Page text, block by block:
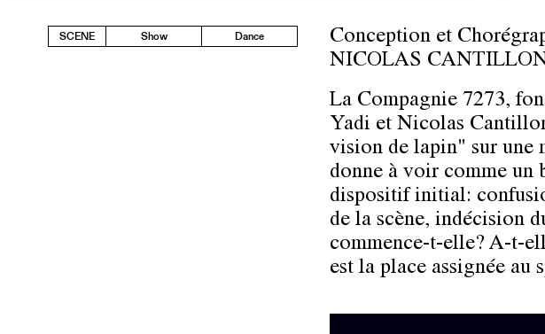
SCENE Show Dance
Conception et
NICOLAS CANTILLON
La Compagnie 7273,
Yadi et Nicolas
vision de lapin" sur une
donne à voir comme
dispositif initial:
de la scène, indécision
commence-t-elle? A-t-
est la place assignée au